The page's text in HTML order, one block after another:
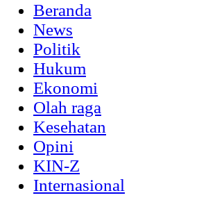
Beranda
News
Politik
Hukum
Ekonomi
Olah raga
Kesehatan
Opini
KIN-Z
Internasional